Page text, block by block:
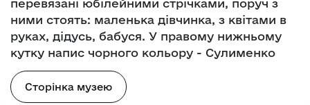
перевязані юбілейними стрічками, поруч з
ними стоять: маленька дівчинка, з квітами в
руках, дідусь, бабуся. У правому нижньому
кутку напис чорного кольору - Сулименко
Сторінка музею